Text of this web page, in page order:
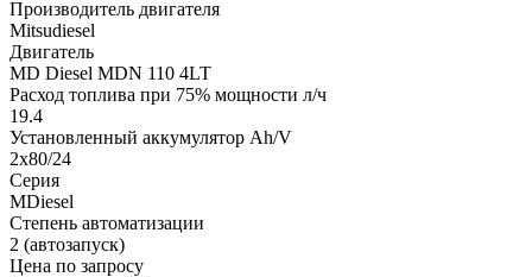
Производитель двигателя
Mitsudiesel
Двигатель
MD Diesel MDN 110 4LT
Расход топлива при 75% мощности л/ч
19.4
Установленный аккумулятор Ah/V
2х80/24
Серия
MDiesel
Степень автоматизации
2 (автозапуск)
Цена по запросу